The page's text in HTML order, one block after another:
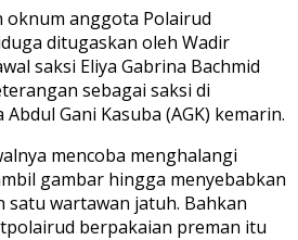
oknum anggota Polairud
ditugaskan oleh Wadir
saksi Eliya Gabrina Bachmid
sebagai saksi di
Gani Kasuba (AGK) kemarin.
mencoba menghalangi
gambar hingga menyebabkan
satu wartawan jatuh. Bahkan
berpakaian preman itu